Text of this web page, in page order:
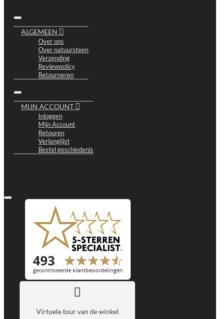
ALGEMEEN
Over ons
Over natuursteen
Verzending
Reviewpolicy
Retourneren
MIJN ACCOUNT
Inloggen
Mijn Account
Retouren
Verlanglijst
Bestel geschiedenis
Virtuele tour van de winkel